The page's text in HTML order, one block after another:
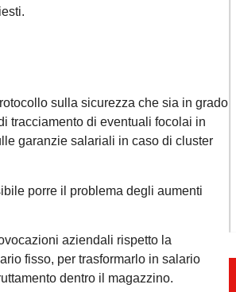
sulla sicurezza che sia in grado
tracciamento di eventuali focolai in
garanzie salariali in caso di cluster
porre il problema degli aumenti
aziendali rispetto la
fisso, per trasformarlo in salario
dentro il magazzino.